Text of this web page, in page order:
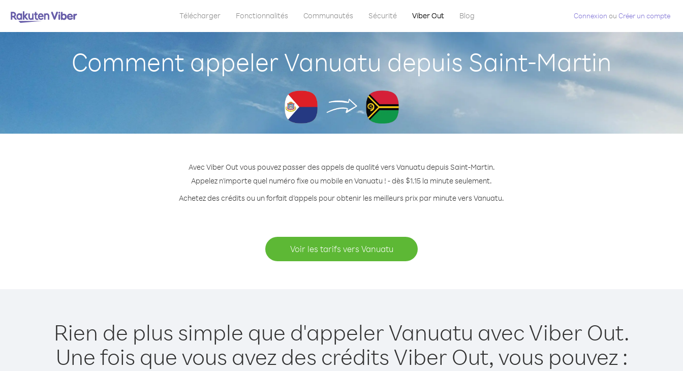
Télécharger Fonctionnalités Communautés Sécurité Viber Out Blog Connexion ou Créer un compte
Comment appeler Vanuatu depuis Saint-Martin
Avec Viber Out vous pouvez passer des appels de qualité vers Vanuatu depuis Saint-Martin.
Appelez n'importe quel numéro fixe ou mobile en Vanuatu ! - dès $1.15 la minute seulement.
Achetez des crédits ou un forfait d’appels pour obtenir les meilleurs prix par minute vers Vanuatu.
Voir les tarifs vers Vanuatu
Rien de plus simple que d'appeler Vanuatu avec Viber Out.
Une fois que vous avez des crédits Viber Out, vous pouvez :